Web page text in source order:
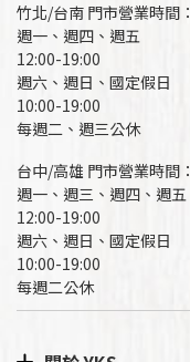
竹北/台南 門市營業時間：
週一、週四、週五
12:00-19:00
週六、週日、國定假日
10:00-19:00
每週二、週三公休
台中/高雄 門市營業時間：
週一、週三、週四、週五
12:00-19:00
週六、週日、國定假日
10:00-19:00
每週二公休